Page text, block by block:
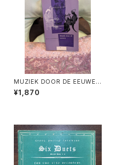
MUZIEK DOOR DE EEUWEN
3【著者：DRS.W.C.M.KLOPPE
NBURG】出版社：Broekmans
¥1,870